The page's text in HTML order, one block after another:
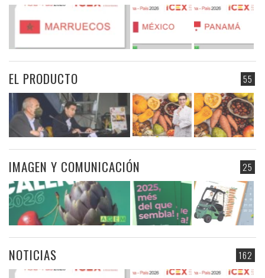
55
EL PRODUCTO
25
IMAGEN Y COMUNICACIÓN
162
NOTICIAS